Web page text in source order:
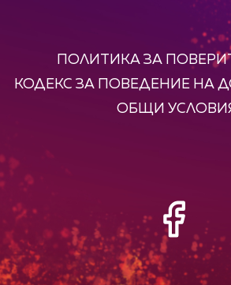
ПОЛИТИКА ЗА
КОДЕКС ЗА ПОВЕДЕНИЕ НА
ОБЩИ